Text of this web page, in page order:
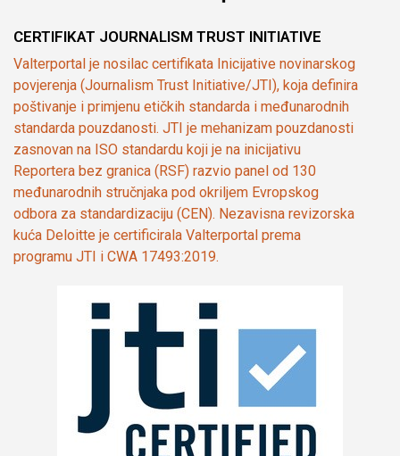
CERTIFIKAT JOURNALISM TRUST INITIATIVE
Valterportal je nosilac certifikata Inicijative novinarskog
povjerenja (Journalism Trust Initiative/JTI), koja definira
poštivanje i primjenu etičkih standarda i međunarodnih
standarda pouzdanosti. JTI je mehanizam pouzdanosti
zasnovan na ISO standardu koji je na inicijativu
Reportera bez granica (RSF) razvio panel od 130
međunarodnih stručnjaka pod okriljem Evropskog
odbora za standardizaciju (CEN). Nezavisna revizorska
kuća Deloitte je certificirala Valterportal prema
programu JTI i CWA 17493:2019.